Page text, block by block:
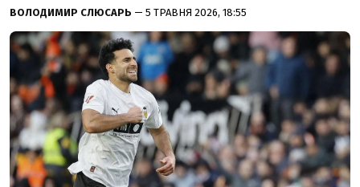
ВОЛОДИМИР СЛЮСАРЬ — 5 ТРАВНЯ 2026, 18:55